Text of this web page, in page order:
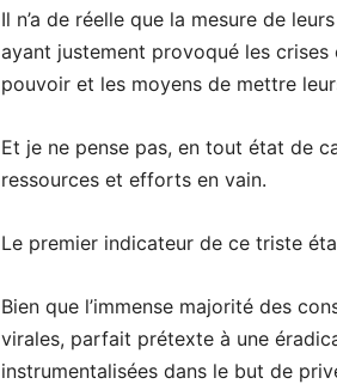
Il n’a de réelle que la mesure de
ayant justement provoqué les
pouvoir et les moyens de mettre
Et je ne pense pas, en tout état de
ressources et efforts en vain.
Le premier indicateur de ce triste
Bien que l’immense majorité des
virales, parfait prétexte à une
instrumentalisées dans le but de